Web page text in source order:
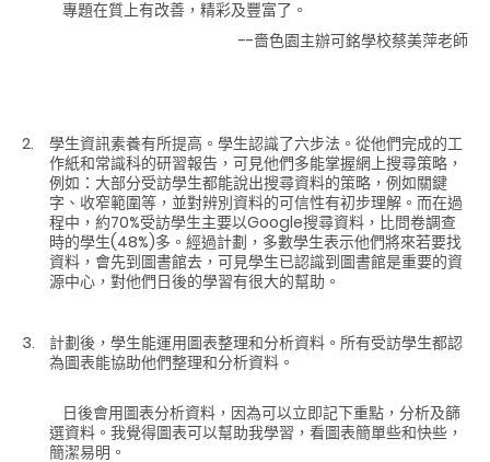
專題在質上有改善，精彩及豐富了。
--嗇色園主辦可銘學校蔡美萍老師
學生資訊素養有所提高。學生認識了六步法。從他們完成的工
作紙和常識科的研習報告，可見他們多能掌握網上搜尋策略，
例如：大部分受訪學生都能說出搜尋資料的策略，例如關鍵
字、收窄範圍等，並對辨別資料的可信性有初步理解。而在過
程中，約70%受訪學生主要以Google搜尋資料，比問卷調查
時的學生(48%)多。經過計劃，多數學生表示他們將來若要找
資料，會先到圖書館去，可見學生已認識到圖書館是重要的資
源中心，對他們日後的學習有很大的幫助。
計劃後，學生能運用圖表整理和分析資料。所有受訪學生都認
為圖表能協助他們整理和分析資料。
日後會用圖表分析資料，因為可以立即記下重點，分析及篩
選資料。我覺得圖表可以幫助我學習，看圖表簡單些和快些，
簡潔易明。